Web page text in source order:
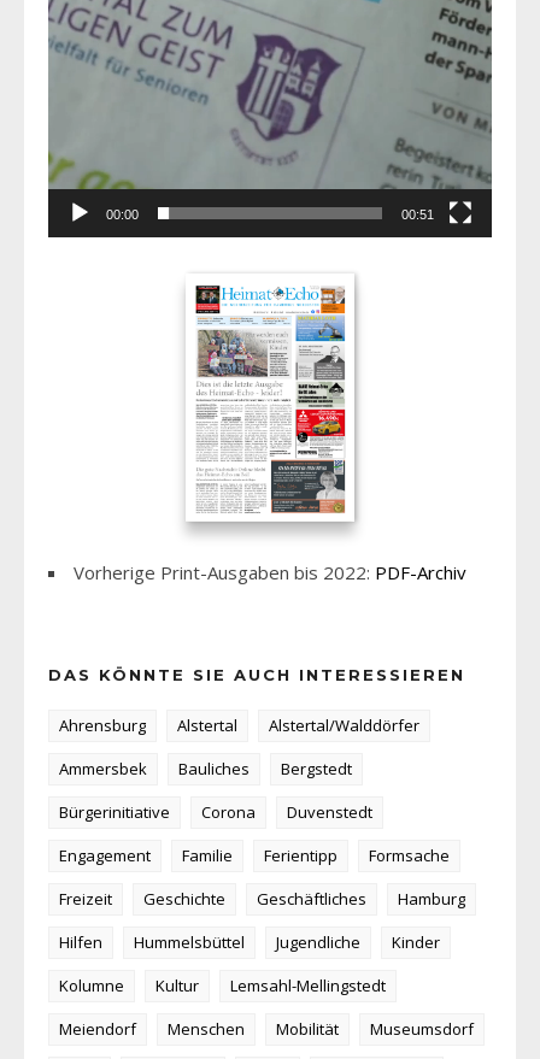
00:00 00:51
Vorherige Print-Ausgaben bis 2022: PDF-Archiv
DAS KÖNNTE SIE AUCH INTERESSIEREN
Ahrensburg Alstertal
Alstertal/Walddörfer
Ammersbek
Bauliches
Bergstedt
Bürgerinitiative
Corona
Duvenstedt
Engagement
Familie Ferientipp
Formsache
Freizeit
Geschichte Geschäftliches
Hamburg
Hilfen
Hummelsbüttel Jugendliche
Kinder
Kolumne
Kultur
Lemsahl-Mellingstedt
Meiendorf
Menschen Mobilität
Museumsdorf